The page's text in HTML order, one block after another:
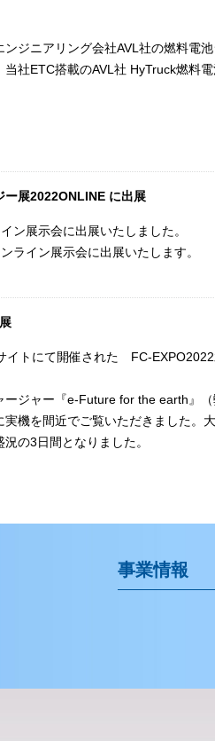
ジニアリング会社AVL社の燃料電
社ETC搭載のAVL社 HyTruck燃料
展2022ONLINE に出展
展示会に出展いたしました。
イン展示会に出展いたします。
トにて開催された FC-
ジャー『e-Future for the earth』
機を間近でご覧いただきました。
の3日間となりました。
事業情報